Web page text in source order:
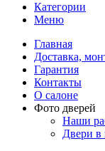
Категории
Меню
Главная
Доставка,
Гарантия
Контакты
О салоне
Фото дверей
Наши
Двери в